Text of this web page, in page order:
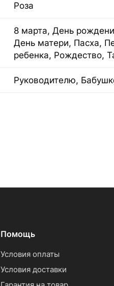
Роза
8 марта, День
День матери, Пасха,
ребенка, Рождество,
Руководителю,
Помощь
Условия оплаты
Условия доставки